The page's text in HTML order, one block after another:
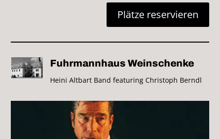
Plätze reservieren
Fuhrmannhaus Weinschenke
Heini Altbart Band featuring Christoph Berndl